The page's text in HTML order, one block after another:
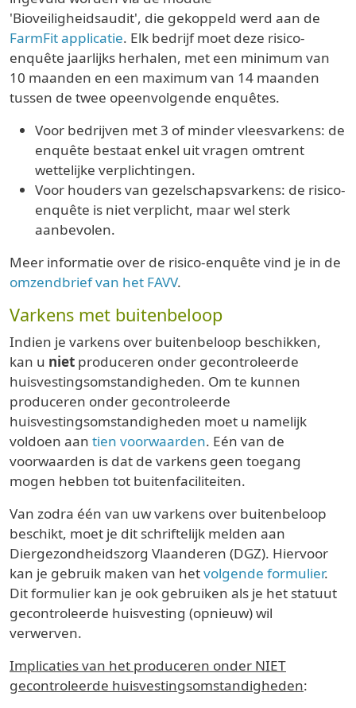
'Bioveiligheidsaudit', die gekoppeld werd aan de
FarmFit applicatie. Elk bedrijf moet deze risico-
enquête jaarlijks herhalen, met een minimum van
10 maanden en een maximum van 14 maanden
tussen de twee opeenvolgende enquêtes.
Voor bedrijven met 3 of minder vleesvarkens: de
enquête bestaat enkel uit vragen omtrent
wettelijke verplichtingen.
Voor houders van gezelschapsvarkens: de risico-
enquête is niet verplicht, maar wel sterk
aanbevolen.
Meer informatie over de risico-enquête vind je in de
omzendbrief van het FAVV.
Varkens met buitenbeloop
Indien je varkens over buitenbeloop beschikken,
kan u niet produceren onder gecontroleerde
huisvestingsomstandigheden. Om te kunnen
produceren onder gecontroleerde
huisvestingsomstandigheden moet u namelijk
voldoen aan tien voorwaarden. Eén van de
voorwaarden is dat de varkens geen toegang
mogen hebben tot buitenfaciliteiten.
Van zodra één van uw varkens over buitenbeloop
beschikt, moet je dit schriftelijk melden aan
Diergezondheidszorg Vlaanderen (DGZ). Hiervoor
kan je gebruik maken van hetvolgende formulier.
Dit formulier kan je ook gebruiken als je het statuut
gecontroleerde huisvesting (opnieuw) wil
verwerven.
Implicaties van het produceren onder NIET
gecontroleerde huisvestingsomstandigheden: